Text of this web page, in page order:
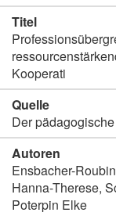
Titel
Kooperati
Quelle
Der
Autoren
Ensbacher-
Hanna-Therese,
Poterpin Elke